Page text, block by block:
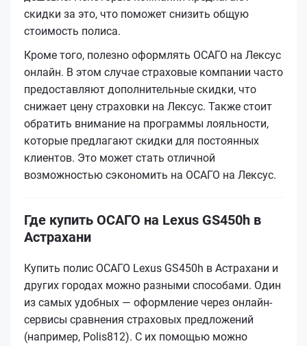
скидки за это, что поможет снизить общую
стоимость полиса.
Кроме того, полезно оформлять ОСАГО на Лексус
онлайн. В этом случае страховые компании часто
предоставляют дополнительные скидки, что
снижает цену страховки на Лексус. Также стоит
обратить внимание на программы лояльности,
которые предлагают скидки для постоянных
клиентов. Это может стать отличной
возможностью сэкономить на ОСАГО на Лексус.
Где купить ОСАГО на Lexus GS450h в
Астрахани
Купить полис ОСАГО Lexus GS450h в Астрахани и
других городах можно разными способами. Один
из самых удобных — оформление через онлайн-
сервисы сравнения страховых предложений
(например, Polis812). С их помощью можно